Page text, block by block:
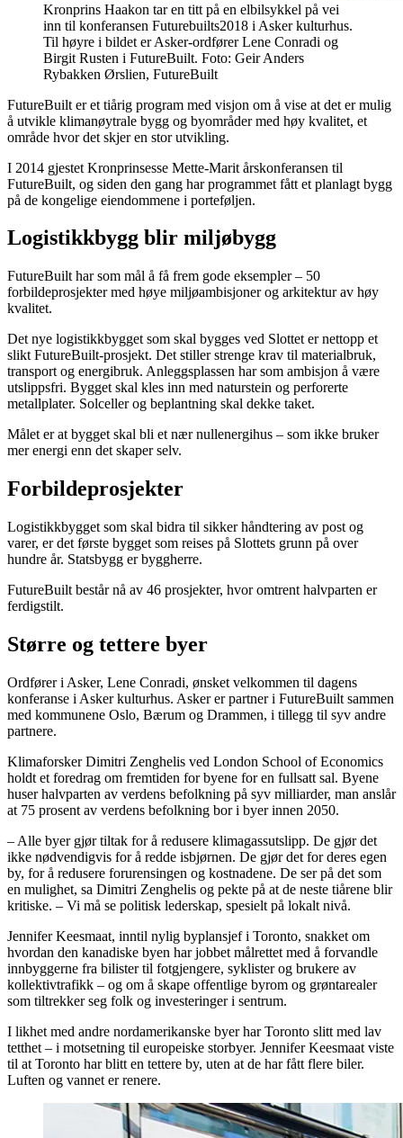
Kronprins Haakon tar en titt på en elbilsykkel på vei
inn til konferansen Futurebuilts2018 i Asker kulturhus.
Til høyre i bildet er Asker-ordfører Lene Conradi og
Birgit Rusten i FutureBuilt. Foto: Geir Anders
Rybakken Ørslien, FutureBuilt
FutureBuilt er et tiårig program med visjon om å vise at det er mulig
å utvikle klimanøytrale bygg og byområder med høy kvalitet, et
område hvor det skjer en stor utvikling.
I 2014 gjestet Kronprinsesse Mette-Marit årskonferansen til
FutureBuilt, og siden den gang har programmet fått et planlagt bygg
på de kongelige eiendommene i porteføljen.
Logistikkbygg blir miljøbygg
FutureBuilt har som mål å få frem gode eksempler – 50
forbildeprosjekter med høye miljøambisjoner og arkitektur av høy
kvalitet.
Det nye logistikkbygget som skal bygges ved Slottet er nettopp et
slikt FutureBuilt-prosjekt. Det stiller strenge krav til materialbruk,
transport og energibruk. Anleggsplassen har som ambisjon å være
utslippsfri. Bygget skal kles inn med naturstein og perforerte
metallplater. Solceller og beplantning skal dekke taket.
Målet er at bygget skal bli et nær nullenergihus – som ikke bruker
mer energi enn det skaper selv.
Forbildeprosjekter
Logistikkbygget som skal bidra til sikker håndtering av post og
varer, er det første bygget som reises på Slottets grunn på over
hundre år. Statsbygg er byggherre.
FutureBuilt består nå av 46 prosjekter, hvor omtrent halvparten er
ferdigstilt.
Større og tettere byer
Ordfører i Asker, Lene Conradi, ønsket velkommen til dagens
konferanse i Asker kulturhus. Asker er partner i FutureBuilt sammen
med kommunene Oslo, Bærum og Drammen, i tillegg til syv andre
partnere.
Klimaforsker Dimitri Zenghelis ved London School of Economics
holdt et foredrag om fremtiden for byene for en fullsatt sal. Byene
huser halvparten av verdens befolkning på syv milliarder, man anslår
at 75 prosent av verdens befolkning bor i byer innen 2050.
– Alle byer gjør tiltak for å redusere klimagassutslipp. De gjør det
ikke nødvendigvis for å redde isbjørnen. De gjør det for deres egen
by, for å redusere forurensingen og kostnadene. De ser på det som
en mulighet, sa Dimitri Zenghelis og pekte på at de neste tiårene blir
kritiske. – Vi må se politisk lederskap, spesielt på lokalt nivå.
Jennifer Keesmaat, inntil nylig byplansjef i Toronto, snakket om
hvordan den kanadiske byen har jobbet målrettet med å forvandle
innbyggerne fra bilister til fotgjengere, syklister og brukere av
kollektivtrafikk – og om å skape offentlige byrom og grøntarealer
som tiltrekker seg folk og investeringer i sentrum.
I likhet med andre nordamerikanske byer har Toronto slitt med lav
tetthet – i motsetning til europeiske storbyer. Jennifer Keesmaat viste
til at Toronto har blitt en tettere by, uten at de har fått flere biler.
Luften og vannet er renere.